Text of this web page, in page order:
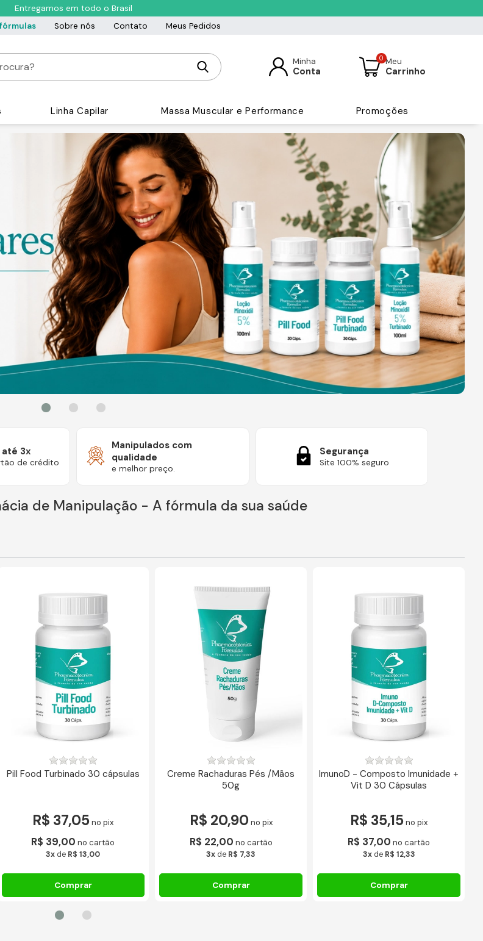
Entregamos em todo o Brasil
Sobre nós Contato Meus Pedidos
Minha
Conta
Meu
Carrinho
0
Linha Capilar Massa Muscular e Performance Promoções
3x
de crédito
Manipulados com
qualidade
e melhor preço.
Segurança
Site 100% seguro
de Manipulação - A fórmula da sua saúde
Pill Food Turbinado 30 cápsulas
R$ 37,05 no pix
R$ 39,00 no cartão
3x de R$ 13,00
Creme Rachaduras Pés /Mãos
50g
R$ 20,90 no pix
R$ 22,00 no cartão
3x de R$ 7,33
ImunoD - Composto Imunidade +
Vit D 30 Cápsulas
R$ 35,15 no pix
R$ 37,00 no cartão
3xde R$ 12,33